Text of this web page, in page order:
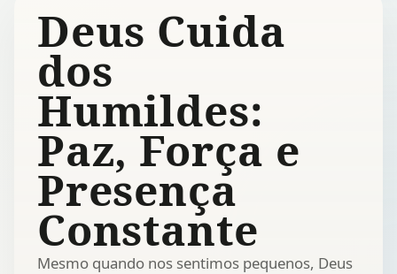
Deus Cuida
dos
Humildes:
Paz, Força e
Presença
Constante
Mesmo quando nos sentimos pequenos, Deus